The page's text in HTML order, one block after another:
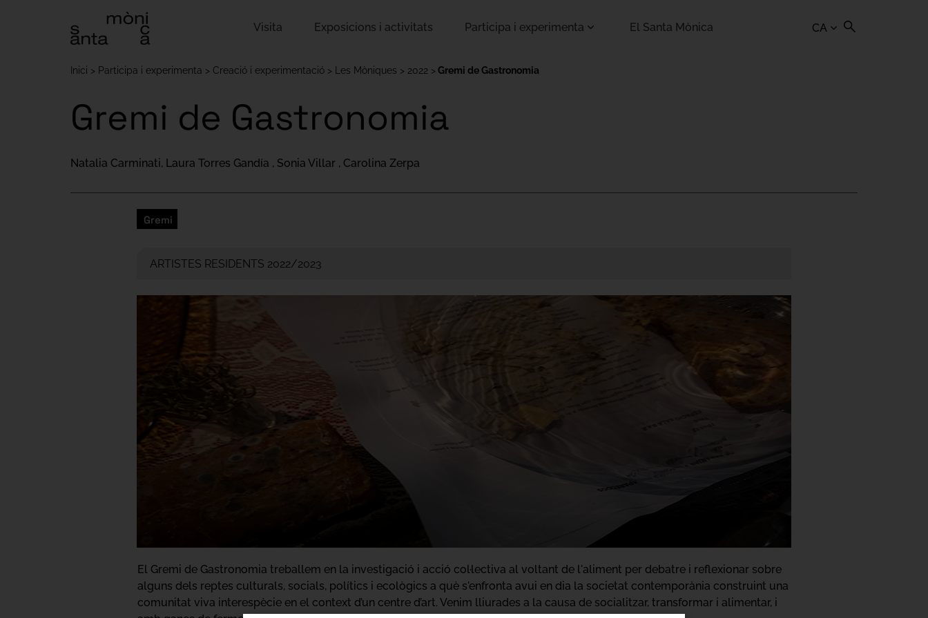
CA
Visita Exposicions i activitats Participa i experimenta El Santa Mònica
Inici Participa i experimenta Creació i experimentació Les Mòniques 2022 Gremi de Gastronomia
Gremi de Gastronomia
Natalia Carminati, Laura Torres Gandía , Sonia Villar , Carolina Zerpa
Gremi
ARTISTES RESIDENTS 2022/2023
El Gremi de Gastronomia treballem en la investigació i acció col·lectiva al voltant de l'aliment per debatre i reflexionar sobre
alguns dels reptes culturals, socials, polítics i ecològics a què s'enfronta avui en dia la societat contemporània construint una
comunitat viva interespècie en el context d’un centre d’art. Venim lliurades a la causa de socialitzar, transformar i alimentar, i